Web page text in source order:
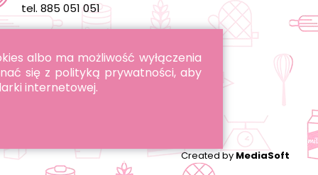
tel. 885 051 051
Created by MediaSoft
albo ma możliwość wyłączenia
się z polityką prywatności, aby
internetowej.